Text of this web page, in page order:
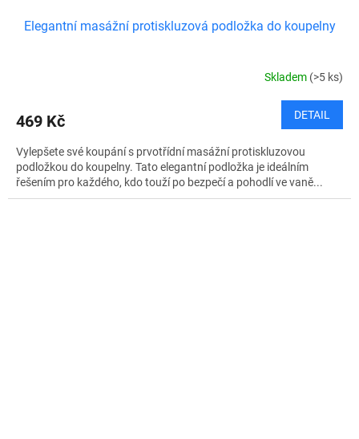
Elegantní masážní protiskluzová podložka do koupelny
Skladem (>5 ks)
469 Kč DETAIL
Vylepšete své koupání s prvotřídní masážní protiskluzovou
podložkou do koupelny. Tato elegantní podložka je ideálním
řešením pro každého, kdo touží po bezpečí a pohodlí ve vaně...